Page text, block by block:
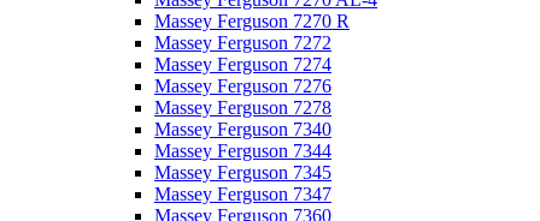
Massey Ferguson 7270 R
Massey Ferguson 7272
Massey Ferguson 7274
Massey Ferguson 7276
Massey Ferguson 7278
Massey Ferguson 7340
Massey Ferguson 7344
Massey Ferguson 7345
Massey Ferguson 7347
Massey Ferguson 7360